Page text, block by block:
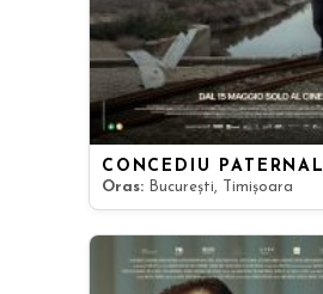
CONCEDIU PATERNAL
Oras: București, Timișoara